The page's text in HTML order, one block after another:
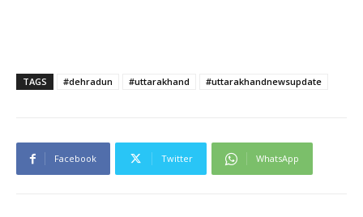
TAGS #dehradun #uttarakhand #uttarakhandnewsupdate
Facebook Twitter WhatsApp